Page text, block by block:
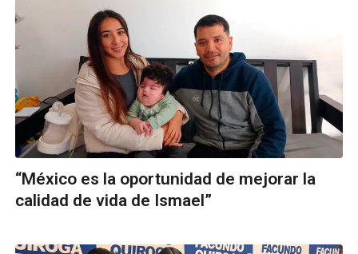
“México es la oportunidad de mejorar la
calidad de vida de Ismael”